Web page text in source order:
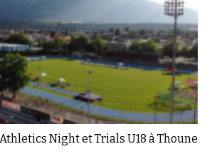
Night et Trials U18 à Thoune